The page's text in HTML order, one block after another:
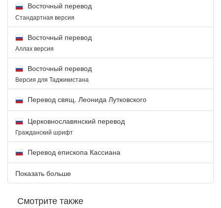
Восточный перевод
Стандартная версия
Восточный перевод
Аллах версия
Восточный перевод
Версия для Таджикистана
Перевод свящ. Леонида Лутковского
Церковнославянский перевод
Гражданский шрифт
Перевод епископа Кассиана
Показать больше
Смотрите также